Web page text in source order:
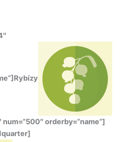
orderby=“name“]